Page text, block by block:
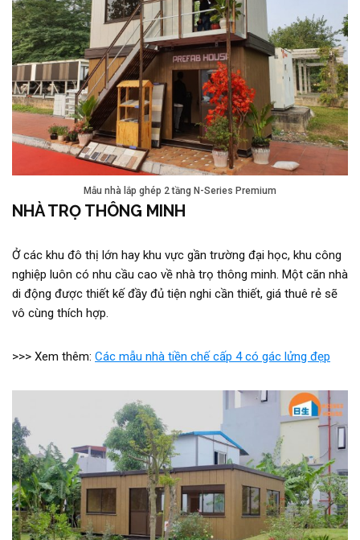
Mẫu nhà lắp ghép 2 tầng N-Series Premium
NHÀ TRỌ THÔNG MINH
Ở các khu đô thị lớn hay khu vực gần trường đại học, khu công
nghiệp luôn có nhu cầu cao về nhà trọ thông minh. Một căn nhà
di động được thiết kế đầy đủ tiện nghi cần thiết, giá thuê rẻ sẽ
vô cùng thích hợp.
>>> Xem thêm: Các mẫu nhà tiền chế cấp 4 có gác lửng đẹp